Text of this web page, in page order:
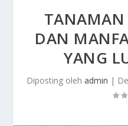
TANAMAN
DAN
YANG
Diposting oleh admin |